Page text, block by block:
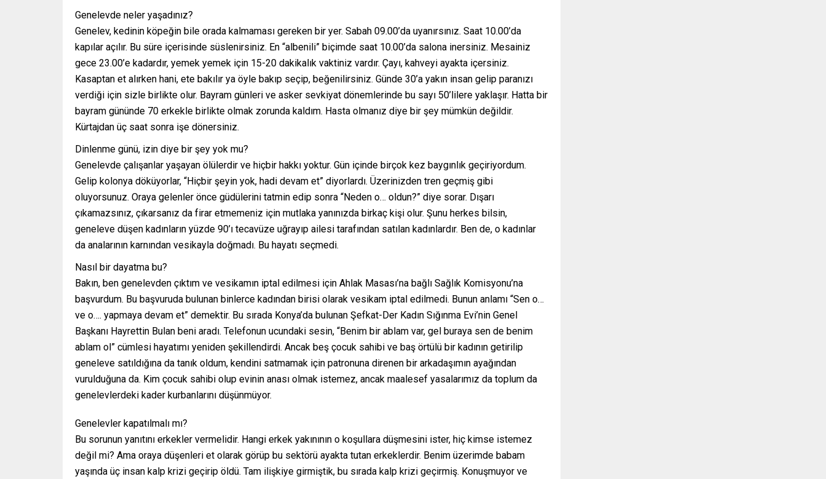
Genelevde neler yaşadınız?
Genelev, kedinin köpeğin bile orada kalmaması gereken bir yer. Sabah 09.00’da uyanırsınız. Saat 10.00’da
kapılar açılır. Bu süre içerisinde süslenirsiniz. En “albenili” biçimde saat 10.00’da salona inersiniz. Mesainiz
gece 23.00’e kadardır, yemek yemek için 15-20 dakikalık vaktiniz vardır. Çayı, kahveyi ayakta içersiniz.
Kasaptan et alırken hani, ete bakılır ya öyle bakıp seçip, beğenilirsiniz. Günde 30’a yakın insan gelip paranızı
verdiği için sizle birlikte olur. Bayram günleri ve asker sevkiyat dönemlerinde bu sayı 50’lilere yaklaşır. Hatta bir
bayram gününde 70 erkekle birlikte olmak zorunda kaldım. Hasta olmanız diye bir şey mümkün değildir.
Kürtajdan üç saat sonra işe dönersiniz.
Dinlenme günü, izin diye bir şey yok mu?
Genelevde çalışanlar yaşayan ölülerdir ve hiçbir hakkı yoktur. Gün içinde birçok kez baygınlık geçiriyordum.
Gelip kolonya döküyorlar, “Hiçbir şeyin yok, hadi devam et” diyorlardı. Üzerinizden tren geçmiş gibi
oluyorsunuz. Oraya gelenler önce güdülerini tatmin edip sonra “Neden o… oldun?” diye sorar. Dışarı
çıkamazsınız, çıkarsanız da firar etmemeniz için mutlaka yanınızda birkaç kişi olur. Şunu herkes bilsin,
geneleve düşen kadınların yüzde 90’ı tecavüze uğrayıp ailesi tarafından satılan kadınlardır. Ben de, o kadınlar
da analarının karnından vesikayla doğmadı. Bu hayatı seçmedi.
Nasıl bir dayatma bu?
Bakın, ben genelevden çıktım ve vesikamın iptal edilmesi için Ahlak Masası’na bağlı Sağlık Komisyonu’na
başvurdum. Bu başvuruda bulunan binlerce kadından birisi olarak vesikam iptal edilmedi. Bunun anlamı “Sen o…
ve o…. yapmaya devam et” demektir. Bu sırada Konya’da bulunan Şefkat-Der Kadın Sığınma Evi’nin Genel
Başkanı Hayrettin Bulan beni aradı. Telefonun ucundaki sesin, “Benim bir ablam var, gel buraya sen de benim
ablam ol” cümlesi hayatımı yeniden şekillendirdi. Ancak beş çocuk sahibi ve baş örtülü bir kadının getirilip
geneleve satıldığına da tanık oldum, kendini satmamak için patronuna direnen bir arkadaşımın ayağından
vurulduğuna da. Kim çocuk sahibi olup evinin anası olmak istemez, ancak maalesef yasalarımız da toplum da
genelevlerdeki kader kurbanlarını düşünmüyor.
Genelevler kapatılmalı mı?
Bu sorunun yanıtını erkekler vermelidir. Hangi erkek yakınının o koşullara düşmesini ister, hiç kimse istemez
değil mi? Ama oraya düşenleri et olarak görüp bu sektörü ayakta tutan erkeklerdir. Benim üzerimde babam
yaşında üç insan kalp krizi geçirip öldü. Tam ilişkiye girmiştik, bu sırada kalp krizi geçirmiş. Konuşmuyor ve